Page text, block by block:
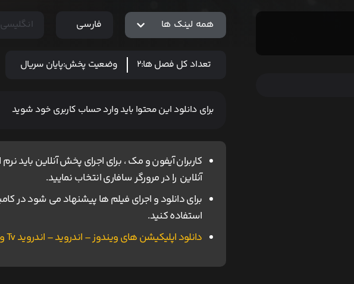
همه لینک ها فارسی انگلیسی
تعداد کل فصل ها:2 وضعیت پخش:پایان سریال
برای دانلود این محتوا باید وارد حساب کاربری خود شوید
آنلاین را در مرورگر سافاری انتخاب نمایید.
استفاده کنید.
دانلود اپلیکیشن های ویندوز – اندروید – اندروید Tv و IOS ناین مووی.